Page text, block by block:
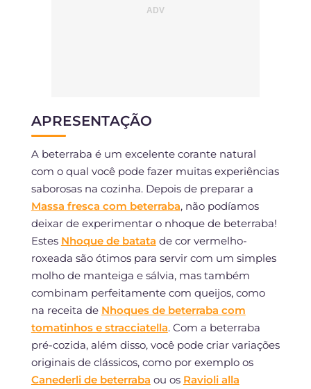
APRESENTAÇÃO
A beterraba é um excelente corante natural
com o qual você pode fazer muitas experiências
saborosas na cozinha. Depois de preparar a
Massa fresca com beterraba, não podíamos
deixar de experimentar o nhoque de beterraba!
Estes Nhoque de batata de cor vermelho-
roxeada são ótimos para servir com um simples
molho de manteiga e sálvia, mas também
combinam perfeitamente com queijos, como
na receita de Nhoques de beterraba com
tomatinhos e stracciatella. Com a beterraba
pré-cozida, além disso, você pode criar variações
originais de clássicos, como por exemplo os
Canederli de beterraba ou os Ravioli alla